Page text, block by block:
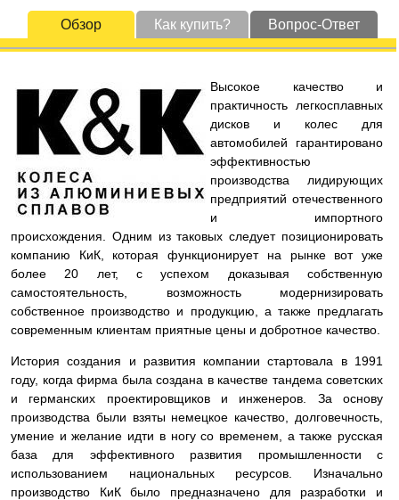
Обзор Как купить? Вопрос-Ответ
Высокое качество и
практичность легкосплавных
дисков и колес для
автомобилей гарантировано
эффективностью
производства лидирующих
предприятий отечественного
и импортного
происхождения. Одним из таковых следует позиционировать
компанию КиК, которая функционирует на рынке вот уже
более 20 лет, с успехом доказывая собственную
самостоятельность, возможность модернизировать
собственное производство и продукцию, а также предлагать
современным клиентам приятные цены и добротное качество.
История создания и развития компании стартовала в 1991
году, когда фирма была создана в качестве тандема советских
и германских проектировщиков и инженеров. За основу
производства были взяты немецкое качество, долговечность,
умение и желание идти в ногу со временем, а также русская
база для эффективного развития промышленности с
использованием национальных ресурсов. Изначально
производство КиК было предназначено для разработки и